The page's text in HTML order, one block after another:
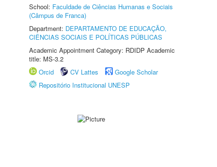
School: Faculdade de Ciências Humanas e Sociais
(Câmpus de Franca)
Department: DEPARTAMENTO DE EDUCAÇÃO,
CIÊNCIAS SOCIAIS E POLÍTICAS PÚBLICAS
Academic Appointment Category: RDIDP Academic
title: MS-3.2
Orcid
CV Lattes
Google Scholar
Repositório Institucional UNESP